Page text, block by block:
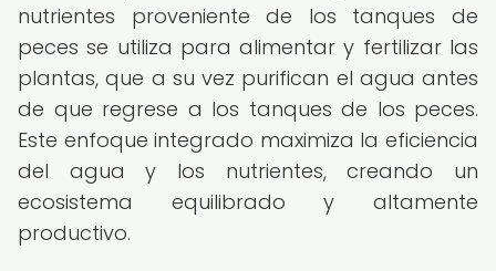
nutrientes proveniente de los tanques de
peces se utiliza para alimentar y fertilizar las
plantas, que a su vez purifican el agua antes
de que regrese a los tanques de los peces.
Este enfoque integrado maximiza la eficiencia
del agua y los nutrientes, creando un
ecosistema equilibrado y altamente
productivo.